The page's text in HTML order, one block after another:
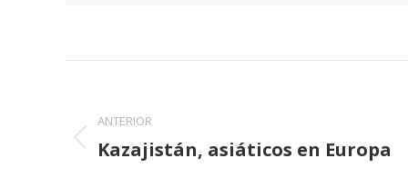
entre
publicaciones
ANTERIOR
Publicación
Kazajistán, asiáticos en Europa